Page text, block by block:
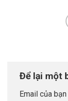
Để lại một
Email của